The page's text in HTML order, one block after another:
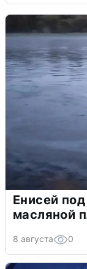
Енисей
масляной
8 августа 0